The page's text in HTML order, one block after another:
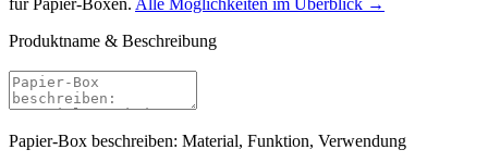
Produktname & Beschreibung
Papier-Box beschreiben: Material, Funktion, Verwendung